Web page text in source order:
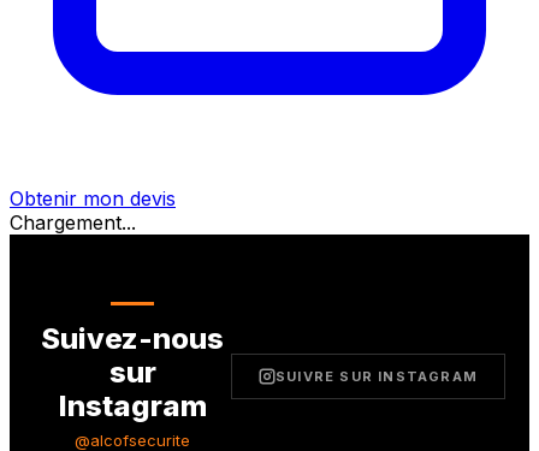
Obtenir mon devis
Chargement...
Suivez-nous
sur
Instagram
@alcofsecurite
SUIVRE SUR INSTAGRAM